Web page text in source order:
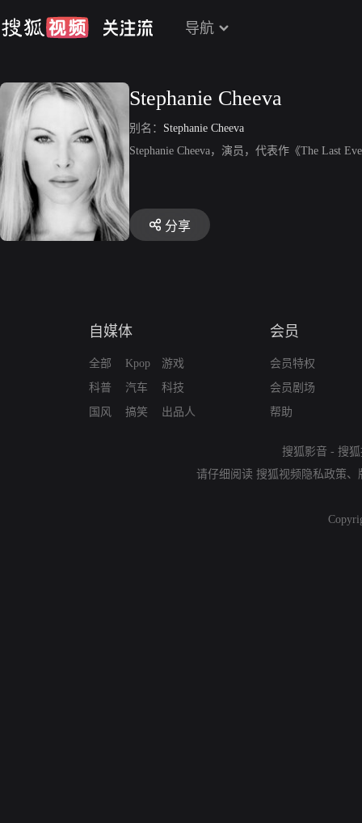
导航
Stephanie Cheeva
别名： Stephanie Cheeva
Stephanie Cheeva，演员，代表作《The Last
分享
自媒体
全部
科普
国风
Kpop
汽车
搞笑
游戏
科技
出品人
会员
会员特权
会员剧场
帮助
搜狐影音 - 搜
请仔细阅读 搜狐视频隐私政策、